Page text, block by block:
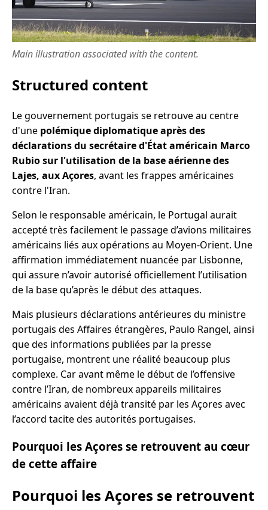
Main illustration associated with the content.
Structured content
Le gouvernement portugais se retrouve au centre
d'une polémique diplomatique après des
déclarations du secrétaire d'État américain Marco
Rubio sur l'utilisation de la base aérienne des
Lajes, aux Açores, avant les frappes américaines
contre l'Iran.
Selon le responsable américain, le Portugal aurait
accepté très facilement le passage d’avions militaires
américains liés aux opérations au Moyen-Orient. Une
affirmation immédiatement nuancée par Lisbonne,
qui assure n’avoir autorisé officiellement l’utilisation
de la base qu’après le début des attaques.
Mais plusieurs déclarations antérieures du ministre
portugais des Affaires étrangères, Paulo Rangel, ainsi
que des informations publiées par la presse
portugaise, montrent une réalité beaucoup plus
complexe. Car avant même le début de l’offensive
contre l’Iran, de nombreux appareils militaires
américains avaient déjà transité par les Açores avec
l’accord tacite des autorités portugaises.
Pourquoi les Açores se retrouvent au cœur
de cette affaire
Pourquoi les Açores se retrouvent